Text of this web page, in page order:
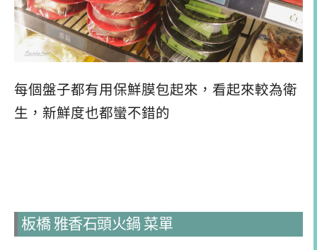
每個盤子都有用保鮮膜包起來，看起來較為衛
生，新鮮度也都蠻不錯的
板橋 雅香石頭火鍋 菜單